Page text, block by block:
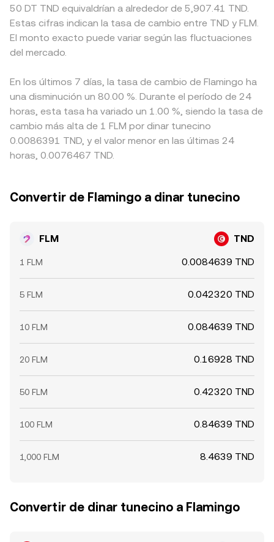
50 DT TND equivaldrían a alrededor de 5,907.41 TND.
Estas cifras indican la tasa de cambio entre TND y FLM.
El monto exacto puede variar según las fluctuaciones
del mercado.
En los últimos 7 días, la tasa de cambio de Flamingo ha
una disminución un 80.00 %. Durante el período de 24
horas, esta tasa ha variado un 1.00 %, siendo la tasa de
cambio más alta de 1 FLM por dinar tunecino
0.0086391 TND, y el valor menor en las últimas 24
horas, 0.0076467 TND.
Convertir de Flamingo a dinar tunecino
FLM TND
1 FLM 0.0084639 TND
5 FLM 0.042320 TND
10 FLM 0.084639 TND
20 FLM 0.16928 TND
50 FLM 0.42320 TND
100 FLM 0.84639 TND
1,000 FLM 8.4639 TND
Convertir de dinar tunecino a Flamingo